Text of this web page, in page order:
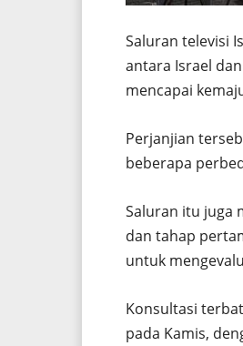
Saluran televisi
antara Israel
mencapai
Perjanjian
beberapa
Saluran itu juga
dan tahap
untuk
Konsultasi
pada Kamis,